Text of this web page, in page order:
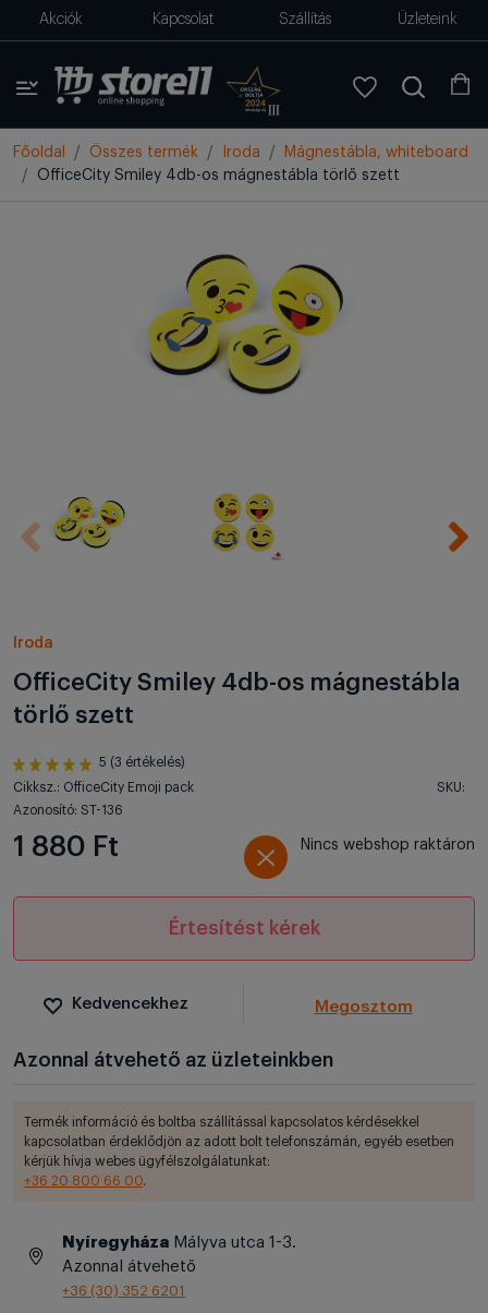
Akciók Kapcsolat Szállítás Üzleteink
Főoldal Összes termék Iroda
Mágnestábla, whiteboard
OfficeCity Smiley 4db-os mágnestábla törlő szett
Iroda
OfficeCity Smiley 4db-os mágnestábla
törlő szett
5 (3 értékelés)
Cikksz.: OfficeCity Emoji pack
SKU:
Azonosító: ST-136
1 880 Ft Nincs webshop raktáron
Értesítést kérek
Kedvencekhez Megosztom
Azonnal átvehető az üzleteinkben
Termék információ és boltba szállítással kapcsolatos kérdésekkel
kapcsolatban érdeklődjön az adott bolt telefonszámán, egyéb esetben
kérjük hívja webes ügyfélszolgálatunkat:
+36 20 800 66 00.
Nyíregyháza Mályva utca 1-3.
Azonnal átvehető
+36 (30) 352 6201